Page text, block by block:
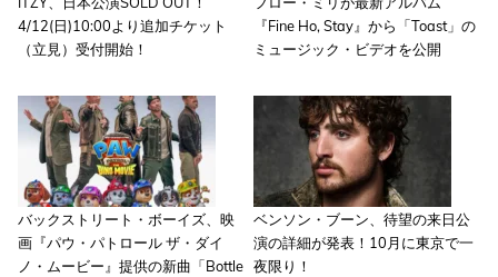
4/12(日)10:00より追加チケット
（立見）受付開始！
『Fine Ho, Stay』から「Toast」の
ミュージック・ビデオを公開
バックストリート・ボーイズ、映
画『パウ・パトロール ザ・ダイ
ノ・ムービー』提供の新曲「Bottle
ベンソン・ブーン、待望の来日公
演の詳細が発表！10月に東京で一
夜限り！